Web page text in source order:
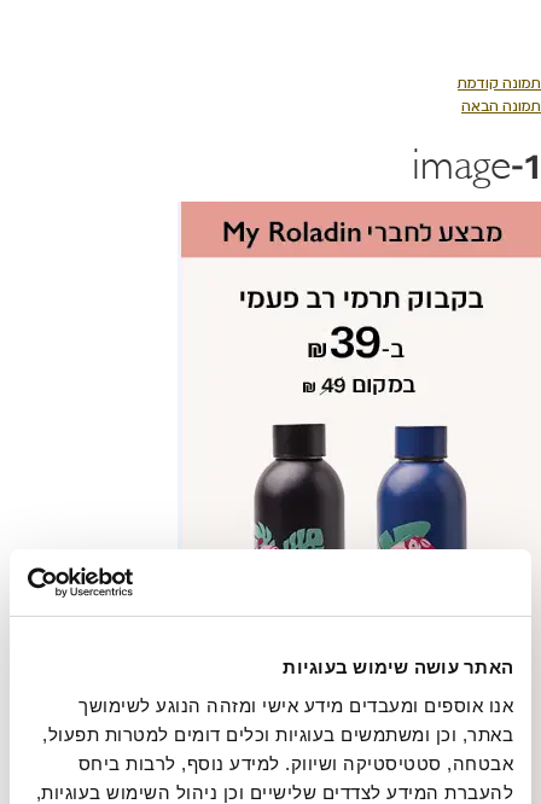
האתר עושה שימוש בעוגיות
תמונה קודמת
תמונה הבאה
image-1